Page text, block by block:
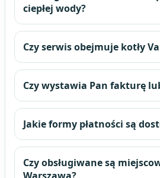
ciepłej wody?
Czy serwis obejmuje kotły
Czy wystawia Pan fakturę
Jakie formy płatności są
Czy obsługiwane są